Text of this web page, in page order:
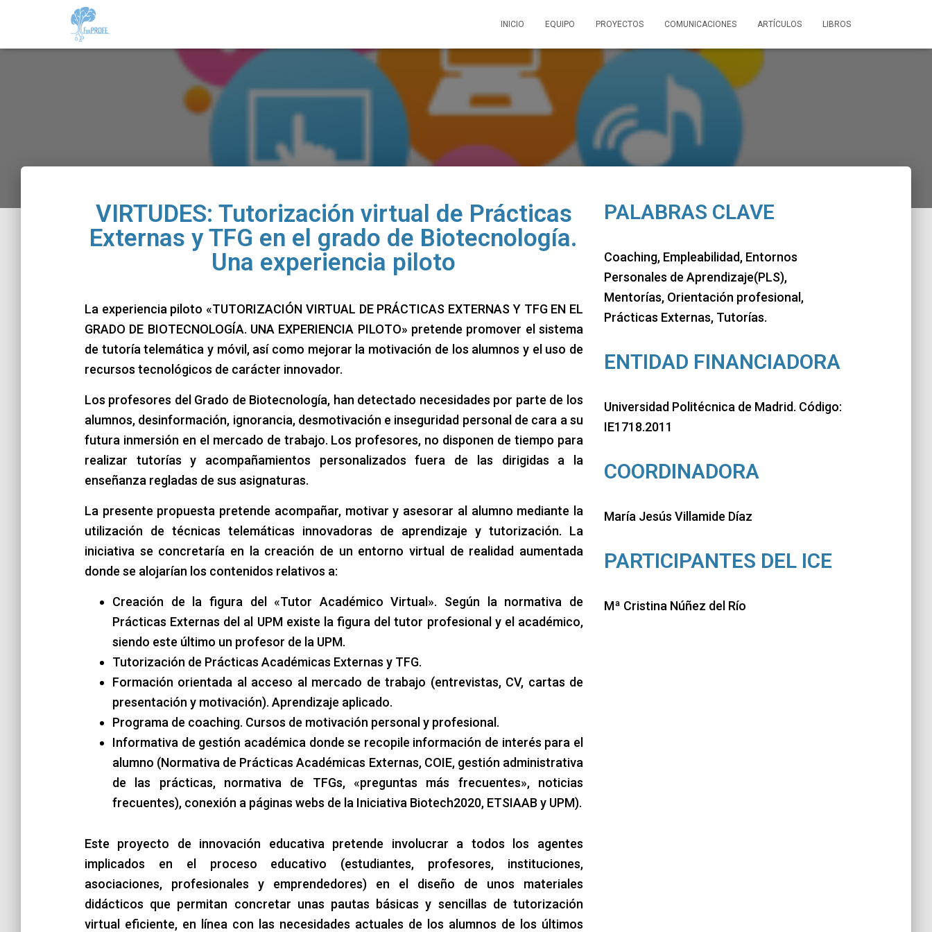
INICIO EQUIPO PROYECTOS COMUNICACIONES ARTÍCULOS LIBROS
VIRTUDES: Tutorización virtual de Prácticas
Externas y TFG en el grado de Biotecnología.
Una experiencia piloto
La experiencia piloto «TUTORIZACIÓN VIRTUAL DE PRÁCTICAS EXTERNAS Y TFG EN EL
GRADO DE BIOTECNOLOGÍA. UNA EXPERIENCIA PILOTO» pretende promover el sistema
de tutoría telemática y móvil, así como mejorar la motivación de los alumnos y el uso de
recursos tecnológicos de carácter innovador.
Los profesores del Grado de Biotecnología, han detectado necesidades por parte de los
alumnos, desinformación, ignorancia, desmotivación e inseguridad personal de cara a su
futura inmersión en el mercado de trabajo. Los profesores, no disponen de tiempo para
realizar tutorías y acompañamientos personalizados fuera de las dirigidas a la
enseñanza regladas de sus asignaturas.
La presente propuesta pretende acompañar, motivar y asesorar al alumno mediante la
utilización de técnicas telemáticas innovadoras de aprendizaje y tutorización. La
iniciativa se concretaría en la creación de un entorno virtual de realidad aumentada
donde se alojarían los contenidos relativos a:
Creación de la figura del «Tutor Académico Virtual». Según la normativa de
Prácticas Externas del al UPM existe la figura del tutor profesional y el académico,
siendo este último un profesor de la UPM.
Tutorización de Prácticas Académicas Externas y TFG.
Formación orientada al acceso al mercado de trabajo (entrevistas, CV, cartas de
presentación y motivación). Aprendizaje aplicado.
Programa de coaching. Cursos de motivación personal y profesional.
Informativa de gestión académica donde se recopile información de interés para el
alumno (Normativa de Prácticas Académicas Externas, COIE, gestión administrativa
de las prácticas, normativa de TFGs, «preguntas más frecuentes», noticias
frecuentes), conexión a páginas webs de la Iniciativa Biotech2020, ETSIAAB y UPM).
Este proyecto de innovación educativa pretende involucrar a todos los agentes
implicados en el proceso educativo (estudiantes, profesores, instituciones,
asociaciones, profesionales y emprendedores) en el diseño de unos materiales
didácticos que permitan concretar unas pautas básicas y sencillas de tutorización
virtual eficiente, en línea con las necesidades actuales de los alumnos de los últimos
PALABRAS CLAVE
Coaching, Empleabilidad, Entornos
Personales de Aprendizaje(PLS),
Mentorías, Orientación profesional,
Prácticas Externas, Tutorías.
ENTIDAD FINANCIADORA
Universidad Politécnica de Madrid. Código:
IE1718.2011
COORDINADORA
María Jesús Villamide Díaz
PARTICIPANTES DEL ICE
Mª Cristina Núñez del Río